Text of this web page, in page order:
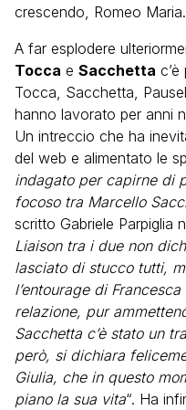
crescendo, Romeo Maria.
A far esplodere
Tocca e Sacchetta
Tocca, Sacchetta,
hanno lavorato per anni
Un intreccio che ha
del web e alimentato le
indagato per capirne di
focoso tra Marcello
scritto Gabriele Parpiglia
Liaison tra i due non
lasciato di stucco tutti,
l’entourage di
relazione, pur
Sacchetta c’è stato un
però, si dichiara
Giulia, che in questo
piano la sua vita“. Ha